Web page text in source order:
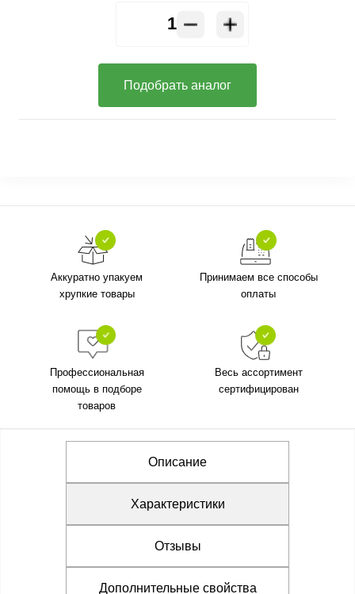
Подобрать аналог
Аккуратно упакуем
хрупкие товары
Принимаем все способы
оплаты
Профессиональная
помощь в подборе
товаров
Весь ассортимент
сертифицирован
Описание
Характеристики
Отзывы
Дополнительные свойства